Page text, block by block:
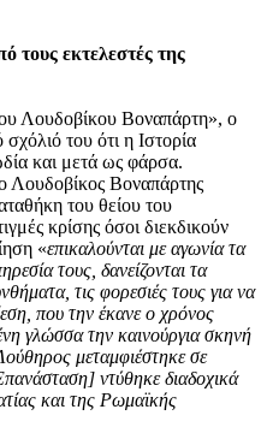
τους εκτελεστές της
Λουδοβίκου Βοναπάρτη», ο
του ότι η Ιστορία
και μετά ως φάρσα.
Λουδοβίκος Βοναπάρτης
του θείου του
κρίσης όσοι διεκδικούν
«επικαλούνται με αγωνία τα
τους, δανείζονται τα
τις φορεσιές τους για να
που την έκανε ο χρόνος
γλώσσα την καινούργια σκηνή
μεταμφιέστηκε σε
ντύθηκε διαδοχικά
και της Ρωμαϊκής